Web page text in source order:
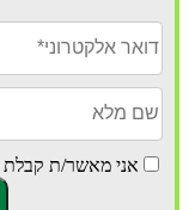
אני מאשר/ת קבלת